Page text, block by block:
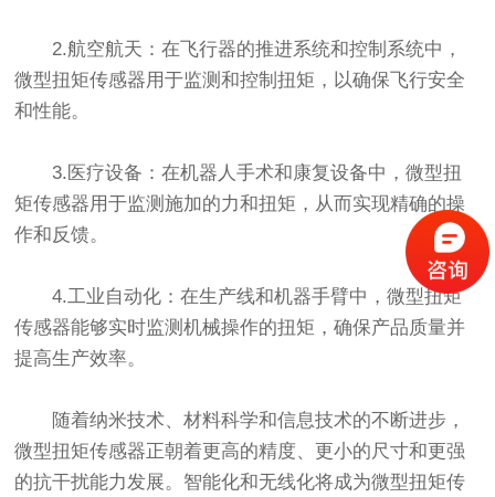
2.航空航天：在飞行器的推进系统和控制系统中，
微型扭矩传感器用于监测和控制扭矩，以确保飞行安全
和性能。
3.医疗设备：在机器人手术和康复设备中，微型扭
矩传感器用于监测施加的力和扭矩，从而实现精确的操
作和反馈。
4.工业自动化：在生产线和机器手臂中，微型扭矩
传感器能够实时监测机械操作的扭矩，确保产品质量并
提高生产效率。
随着纳米技术、材料科学和信息技术的不断进步，
微型扭矩传感器正朝着更高的精度、更小的尺寸和更强
的抗干扰能力发展。智能化和无线化将成为微型扭矩传